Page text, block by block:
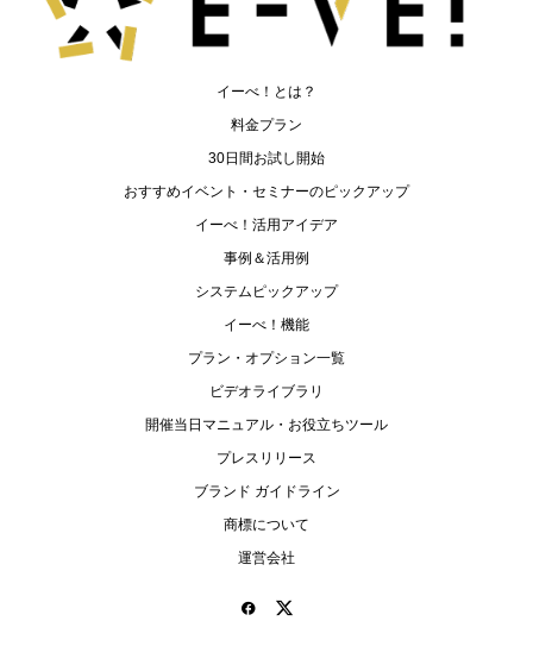
イーべ！とは？
料金プラン
30日間お試し開始
おすすめイベント・セミナーのピックアップ
イーべ！活用アイデア
事例＆活用例
システムピックアップ
イーべ！機能
プラン・オプション一覧
ビデオライブラリ
開催当日マニュアル・お役立ちツール
プレスリリース
ブランド ガイドライン
商標について
運営会社